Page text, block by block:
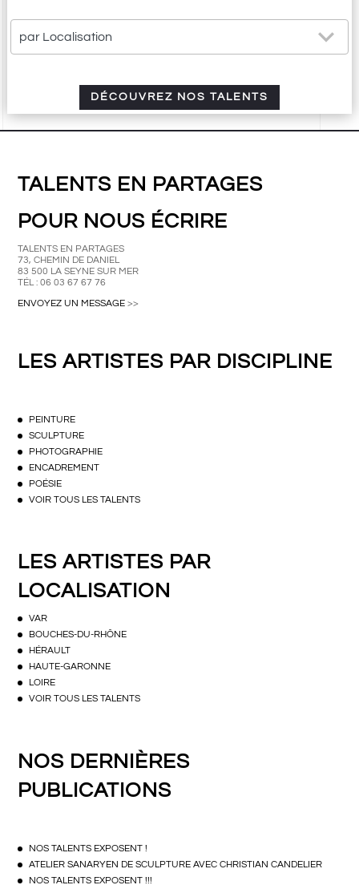
par Localisation
21
results
available
DÉCOUVREZ NOS TALENTS
TALENTS EN PARTAGES
POUR NOUS ÉCRIRE
TALENTS EN PARTAGES
73, CHEMIN DE DANIEL
83 500 LA SEYNE SUR MER
TÉL : 06 03 67 67 76
ENVOYEZ UN MESSAGE >>
LES ARTISTES PAR DISCIPLINE
PEINTURE
SCULPTURE
PHOTOGRAPHIE
ENCADREMENT
POÉSIE
VOIR TOUS LES TALENTS
LES ARTISTES PAR
LOCALISATION
VAR
BOUCHES-DU-RHÔNE
HÉRAULT
HAUTE-GARONNE
LOIRE
VOIR TOUS LES TALENTS
NOS DERNIÈRES
PUBLICATIONS
NOS TALENTS EXPOSENT !
ATELIER SANARYEN DE SCULPTURE AVEC CHRISTIAN CANDELIER
NOS TALENTS EXPOSENT !!!